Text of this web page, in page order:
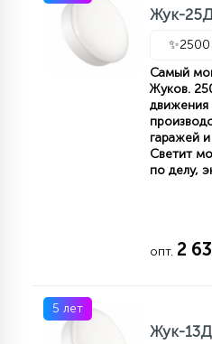
С
Жук-
✨
Самый
Жуков.
движения
гаражей
Светит
по делу,
опт. 2
5 лет
Жук-13Д